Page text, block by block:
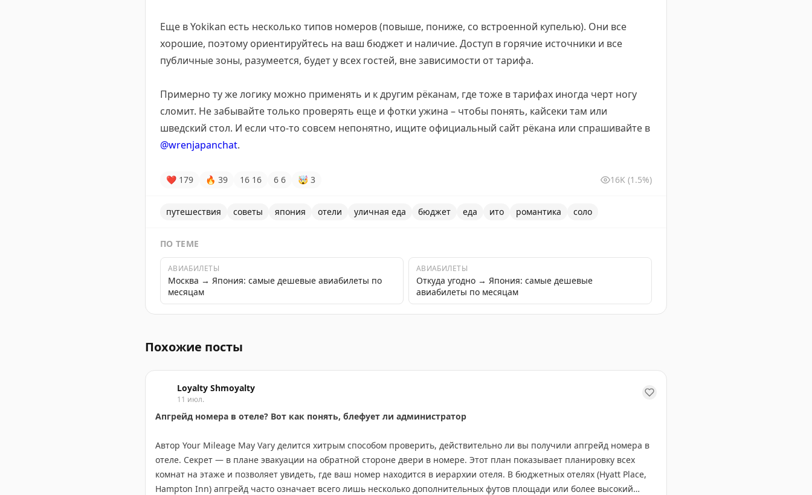
Еще в Yokikan есть несколько типов номеров (повыше, пониже, со встроенной купелью). Они все
хорошие, поэтому ориентируйтесь на ваш бюджет и наличие. Доступ в горячие источники и все
публичные зоны, разумеется, будет у всех гостей, вне зависимости от тарифа.
Примерно ту же логику можно применять и к другим рёканам, где тоже в тарифах иногда черт ногу
сломит. Не забывайте только проверять еще и фотки ужина – чтобы понять, кайсеки там или
шведский стол. И если что-то совсем непонятно, ищите официальный сайт рёкана или спрашивайте в
@wrenjapanchat.
❤ 179 🔥 39 16 16 6 6 🤯 3 16K (1.5%)
путешествия советы япония отели уличная еда бюджет еда ито романтика соло
ПО ТЕМЕ
АВИАБИЛЕТЫ
Москва → Япония: самые дешевые авиабилеты по
месяцам
АВИАБИЛЕТЫ
Откуда угодно → Япония: самые дешевые
авиабилеты по месяцам
Похожие посты
Loyalty Shmoyalty
11 июл.
Апгрейд номера в отеле? Вот как понять, блефует ли администратор
Автор Your Mileage May Vary делится хитрым способом проверить, действительно ли вы получили апгрейд номера в
отеле. Секрет — в плане эвакуации на обратной стороне двери в номере. Этот план показывает планировку всех
комнат на этаже и позволяет увидеть, где ваш номер находится в иерархии отеля. В бюджетных отелях (Hyatt Place,
Hampton Inn) апгрейд часто означает всего лишь несколько дополнительных футов площади или более высокий